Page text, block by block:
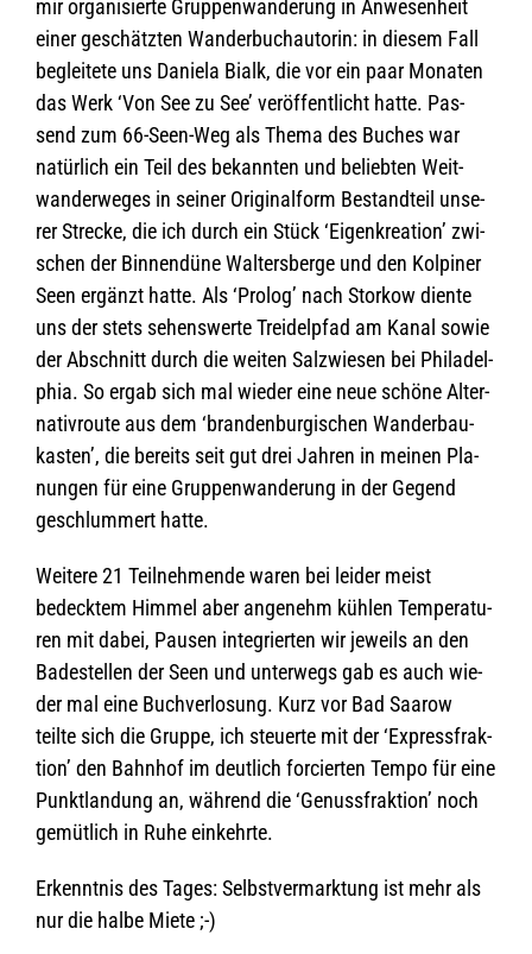
mir orga­ni­sierte Grup­pen­wan­de­rung in Anwe­sen­heit
einer geschätz­ten Wan­der­buch­au­to­rin: in die­sem Fall
beglei­tete uns Daniela Bialk, die vor ein paar Mona­ten
das Werk ‘Von See zu See’ ver­öf­fent­licht hatte. Pas­
send zum 66-Seen-Weg als Thema des Buches war
natür­lich ein Teil des bekann­ten und belieb­ten Weit­
wan­der­we­ges in sei­ner Ori­gi­nal­form Bestand­teil unse­
rer Stre­cke, die ich durch ein Stück ‘Eigen­krea­tion’ zwi­
schen der Bin­nen­düne Wal­ters­berge und den Kol­pi­ner
Seen ergänzt hatte. Als ‘Pro­log’ nach Stor­kow diente
uns der stets sehens­werte Trei­del­pfad am Kanal sowie
der Abschnitt durch die wei­ten Salz­wie­sen bei Phil­adel­
phia. So ergab sich mal wie­der eine neue schöne Alter­
na­tiv­route aus dem ‘bran­den­bur­gi­schen Wan­der­bau­
kas­ten’, die bereits seit gut drei Jah­ren in mei­nen Pla­
nun­gen für eine Grup­pen­wan­de­rung in der Gegend
geschlum­mert hatte.
Wei­tere 21 Teil­neh­mende waren bei lei­der meist
bedeck­tem Him­mel aber ange­nehm küh­len Tem­pe­ra­tu­
ren mit dabei, Pau­sen inte­grier­ten wir jeweils an den
Bade­stel­len der Seen und unter­wegs gab es auch wie­
der mal eine Buch­ver­lo­sung. Kurz vor Bad Saa­row
teilte sich die Gruppe, ich steu­erte mit der ‘Express­frak­
tion’ den Bahn­hof im deut­lich for­cier­ten Tempo für eine
Punkt­lan­dung an, wäh­rend die ‘Genuss­frak­tion’ noch
gemüt­lich in Ruhe einkehrte.
Erkennt­nis des Tages: Selbst­ver­mark­tung ist mehr als
nur die halbe Miete ;-)